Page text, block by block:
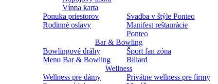
Vínna karta
Ponuka priestorov
Svadba v štýle Ponteo
Rodinné oslavy
Manifest reštaurácie
Ponteo
Bar & Bowling
Bowlingové dráhy
Šport fan zóna
Menu Bar & Bowling
Biliard
Wellness
Wellness pre dámy
Privátne wellness pre firmy